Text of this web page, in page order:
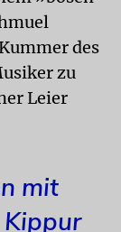
des
zu
Leier
mit